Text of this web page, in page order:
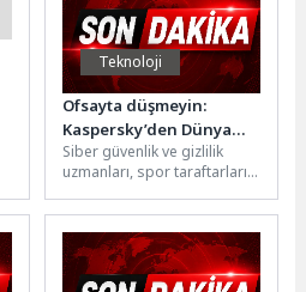
Teknoloji
Ofsayta düşmeyin:
Kaspersky’den Dünya
Kupası taraftarlarına
yapay zekâ riskleri
uyarısı
Siber güvenlik ve gizlilik
uzmanları, spor taraftarları
temalı görseller, konsept
tasarımlar, maç...